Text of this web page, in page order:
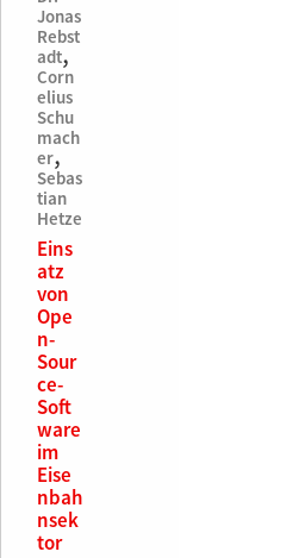
Jonas
Rebst
adt,
Corn
elius
Schu
mach
er,
Sebas
tian
Hetze
Eins
atz
von
Ope
n-
Sour
ce-
Soft
ware
im
Eise
nbah
nsek
tor